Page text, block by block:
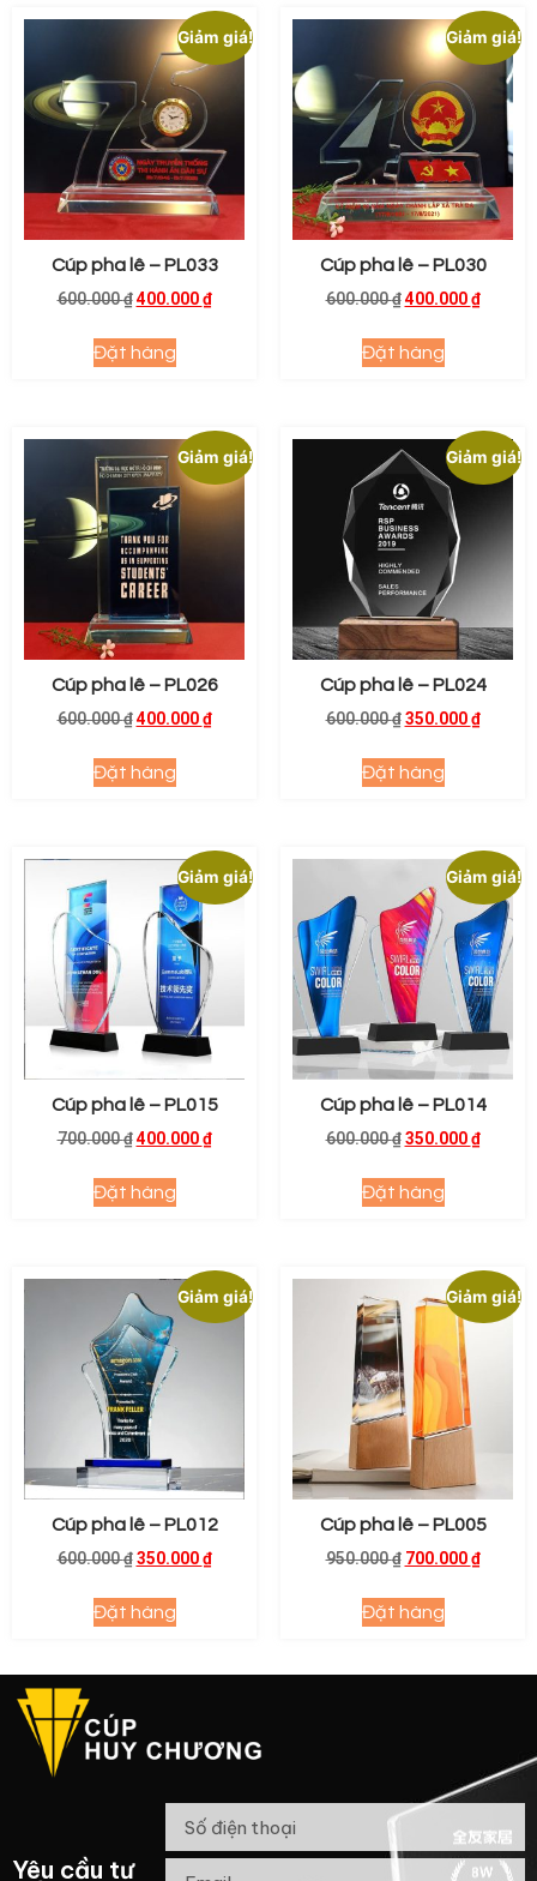
Giảm giá!
Cúp pha lê – PL033
600.000₫ 400.000₫
Đặt hàng
Giảm giá!
Cúp pha lê – PL030
600.000₫ 400.000₫
Đặt hàng
Giảm giá!
Cúp pha lê – PL026
600.000₫ 400.000₫
Đặt hàng
Giảm giá!
Cúp pha lê – PL024
600.000₫ 350.000₫
Đặt hàng
Giảm giá!
Cúp pha lê – PL015
700.000₫ 400.000₫
Đặt hàng
Giảm giá!
Cúp pha lê – PL014
600.000₫ 350.000₫
Đặt hàng
Giảm giá!
Cúp pha lê – PL012
600.000₫ 350.000₫
Đặt hàng
Giảm giá!
Cúp pha lê – PL005
950.000₫ 700.000₫
Đặt hàng
Yêu cầu tư